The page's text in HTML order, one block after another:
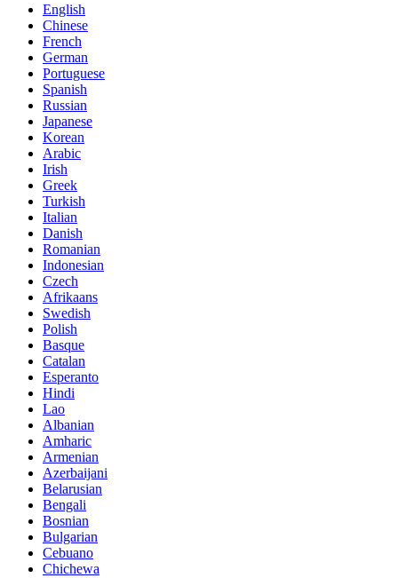
English
Chinese
French
German
Portuguese
Spanish
Russian
Japanese
Korean
Arabic
Irish
Greek
Turkish
Italian
Danish
Romanian
Indonesian
Czech
Afrikaans
Swedish
Polish
Basque
Catalan
Esperanto
Hindi
Lao
Albanian
Amharic
Armenian
Azerbaijani
Belarusian
Bengali
Bosnian
Bulgarian
Cebuano
Chichewa